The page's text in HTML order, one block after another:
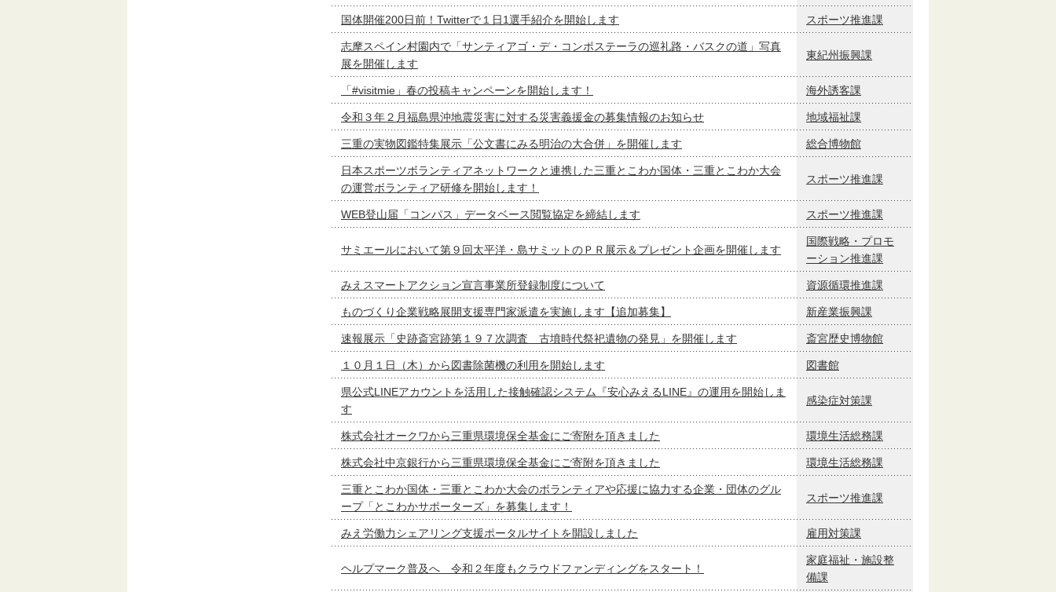
国体開催200日前！Twitterで１日1選手紹介を開始します スポーツ推進課
志摩スペイン村園内で「サンティアゴ・デ・コンポステーラの巡礼路・バスクの道」写真
展を開催します
東紀州振興課
「#visitmie」春の投稿キャンペーンを開始します！ 海外誘客課
令和３年２月福島県沖地震災害に対する災害義援金の募集情報のお知らせ 地域福祉課
三重の実物図鑑特集展示「公文書にみる明治の大合併」を開催します 総合博物館
日本スポーツボランティアネットワークと連携した三重とこわか国体・三重とこわか大会
の運営ボランティア研修を開始します！
スポーツ推進課
WEB登山届「コンパス」データベース閲覧協定を締結します スポーツ推進課
サミエールにおいて第９回太平洋・島サミットのＰＲ展示＆プレゼント企画を開催します
国際戦略・プロモ
ーション推進課
みえスマートアクション宣言事業所登録制度について 資源循環推進課
ものづくり企業戦略展開支援専門家派遣を実施します【追加募集】 新産業振興課
速報展示「史跡斎宮跡第１９７次調査 古墳時代祭祀遺物の発見」を開催します 斎宮歴史博物館
１０月１日（木）から図書除菌機の利用を開始します 図書館
県公式LINEアカウントを活用した接触確認システム『安心みえるLINE』の運用を開始しま
す
感染症対策課
株式会社オークワから三重県環境保全基金にご寄附を頂きました 環境生活総務課
株式会社中京銀行から三重県環境保全基金にご寄附を頂きました 環境生活総務課
三重とこわか国体・三重とこわか大会のボランティアや応援に協力する企業・団体のグル
ープ「とこわかサポーターズ」を募集します！
スポーツ推進課
みえ労働力シェアリング支援ポータルサイトを開設しました 雇用対策課
ヘルプマーク普及へ 令和２年度もクラウドファンディングをスタート！
家庭福祉・施設整
備課